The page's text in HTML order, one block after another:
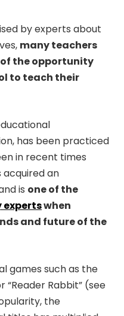
by experts about
many teachers
the opportunity
to teach their
has been practiced
in recent times
an
is one of the
expertswhen
and future of the
games such as the
“Reader Rabbit” (see
the